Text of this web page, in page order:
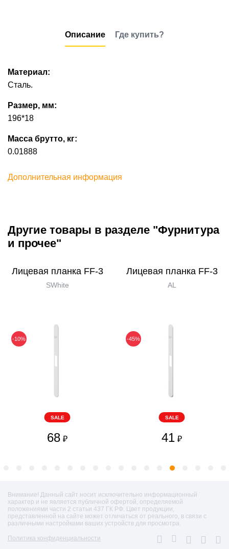
Описание Где купить?
Материал:
Сталь.
Размер, мм:
196*18
Масса брутто, кг:
0.01888
Дополнительная информация
Другие товары в разделе "Фурнитура
и прочее"
Лицевая планка FF-3
SWhite
-10%
SALE
68 ₽
Лицевая планка FF-3
AL
-45%
SALE
41 ₽
Внимание! Данный сайт носит исключительно информационный
характер и не является публичной офертой, определяемой
положениями части 2 статьи 437 ГК РФ. Цвет продукции,
представленной на сайте может отличаться от реального, в связи с
различными настройками ваших устройств для просмотра.
Политика конфиденциальности